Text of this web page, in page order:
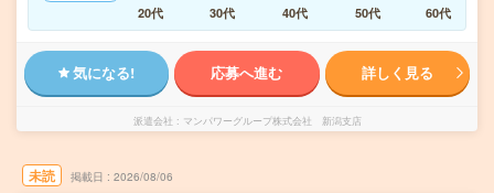
20代
30代 40代 50代 60代
気になる! 応募へ進む 詳しく見る
派遣会社 マンパワーグループ株式会社 新潟支店
未読 掲載日 2026/08/06